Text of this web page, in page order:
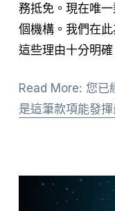
務抵免。現在唯
個機構。我們在
這些理由十分明確
Read More: 您已
是這筆款項能發